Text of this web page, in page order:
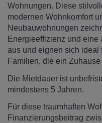
Wohnungen. Diese
modernen Wohnkomfort
Neubauwohnungen
Energieeffizienz und
aus und eignen sich ideal
Familien, die ein
Die Mietdauer ist
mindestens 5 Jahren.
Für diese traumhaften
Finanzierungsbeitrag